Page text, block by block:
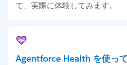
て、実際に体験してみます。
Agentforce Health を使っ